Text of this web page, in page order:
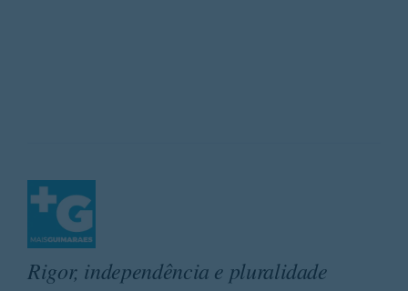
Rigor, independência e pluralidade